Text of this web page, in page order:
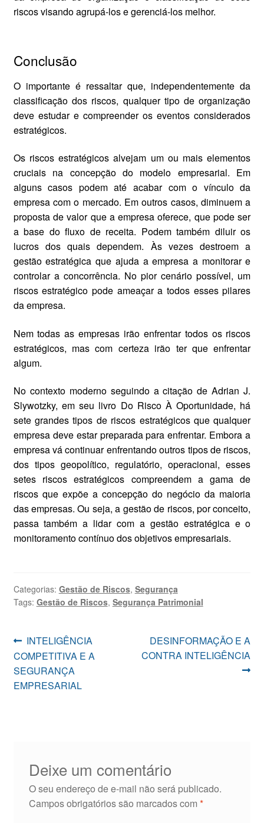
riscos visando agrupá-los e gerenciá-los melhor.
Conclusão
O importante é ressaltar que, independentemente da
classificação dos riscos, qualquer tipo de organização
deve estudar e compreender os eventos considerados
estratégicos.
Os riscos estratégicos alvejam um ou mais elementos
cruciais na concepção do modelo empresarial. Em
alguns casos podem até acabar com o vínculo da
empresa com o mercado. Em outros casos, diminuem a
proposta de valor que a empresa oferece, que pode ser
a base do fluxo de receita. Podem também diluir os
lucros dos quais dependem. Às vezes destroem a
gestão estratégica que ajuda a empresa a monitorar e
controlar a concorrência. No pior cenário possível, um
riscos estratégico pode ameaçar a todos esses pilares
da empresa.
Nem todas as empresas irão enfrentar todos os riscos
estratégicos, mas com certeza irão ter que enfrentar
algum.
No contexto moderno seguindo a citação de Adrian J.
Slywotzky, em seu livro Do Risco À Oportunidade, há
sete grandes tipos de riscos estratégicos que qualquer
empresa deve estar preparada para enfrentar. Embora a
empresa vá continuar enfrentando outros tipos de riscos,
dos tipos geopolítico, regulatório, operacional, esses
setes riscos estratégicos compreendem a gama de
riscos que expõe a concepção do negócio da maioria
das empresas. Ou seja, a gestão de riscos, por conceito,
passa também a lidar com a gestão estratégica e o
monitoramento contínuo dos objetivos empresariais.
Categorias: Gestão de Riscos, Segurança
Tags: Gestão de Riscos, Segurança Patrimonial
Navegação
de
Post
Post
anterior:
INTELIGÊNCIA
COMPETITIVA E A
SEGURANÇA
EMPRESARIAL
Próximo
post:
DESINFORMAÇÃO E A
CONTRA INTELIGÊNCIA
Deixe um comentário
O seu endereço de e-mail não será publicado.
Campos obrigatórios são marcados com *